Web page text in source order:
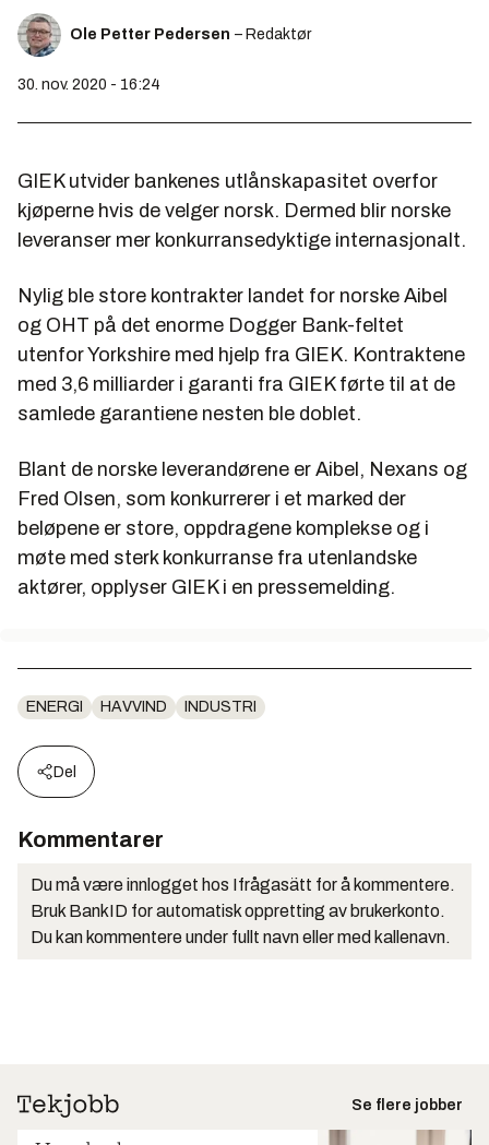
Ole Petter Pedersen – Redaktør
30. nov. 2020 - 16:24
GIEK utvider bankenes utlånskapasitet overfor
kjøperne hvis de velger norsk. Dermed blir norske
leveranser mer konkurransedyktige internasjonalt.
Nylig ble store kontrakter landet for norske Aibel
og OHT på det enorme Dogger Bank-feltet
utenfor Yorkshire med hjelp fra GIEK. Kontraktene
med 3,6 milliarder i garanti fra GIEK førte til at de
samlede garantiene nesten ble doblet.
Blant de norske leverandørene er Aibel, Nexans og
Fred Olsen, som konkurrerer i et marked der
beløpene er store, oppdragene komplekse og i
møte med sterk konkurranse fra utenlandske
aktører, opplyser GIEK i en pressemelding.
ENERGI HAVVIND INDUSTRI
Del
Kommentarer
Du må være innlogget hos Ifrågasätt for å kommentere.
Bruk BankID for automatisk oppretting av brukerkonto.
Du kan kommentere under fullt navn eller med kallenavn.
Se flere jobber